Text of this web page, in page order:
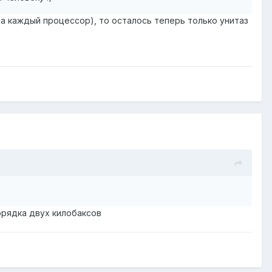
каждый процессор), то осталось теперь только унитаз
двух килобаксов